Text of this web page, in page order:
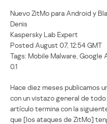
Nuevo ZitMo para Android y
Denis
Kaspersky Lab Expert
Posted August 07, 12:54 GMT
Tags: Mobile Malware, Google
0.1
Hace diez meses publicamos
con un vistazo general de
artículo termina con la
que [los ataques de ZitMo]